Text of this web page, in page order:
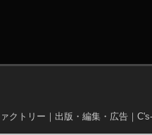
クトリー｜出版・編集・広告｜